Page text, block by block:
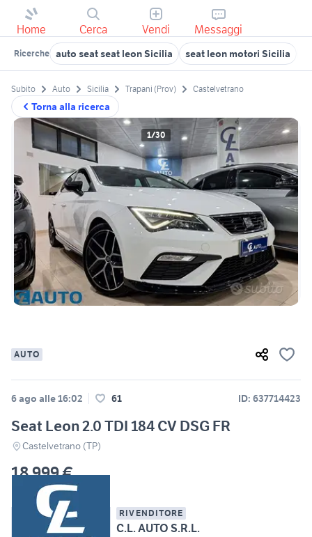
Home Cerca Vendi Messaggi
Ricerche auto seat seat leon Sicilia seat leon motori Sicilia
Torna alla ricerca
Subito Auto Sicilia Trapani (Prov) Castelvetrano
1/30
AUTO
6 ago alle 16:02 61 ID: 637714423
Seat Leon 2.0 TDI 184 CV DSG FR
Castelvetrano (TP)
18.999 €
RIVENDITORE
C.L. AUTO S.R.L.